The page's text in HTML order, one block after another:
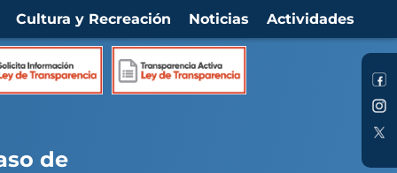
Cultura y Recreación Noticias Actividades
de